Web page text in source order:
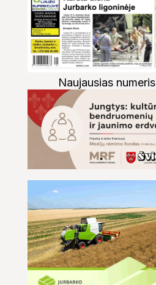
Naujausias numeris